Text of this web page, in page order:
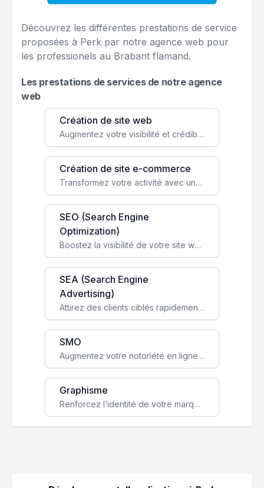
Découvrez les différentes prestations de service
proposées à Perk par notre agence web pour
les professionels au Brabant flamand.
Les prestations de services de notre agence
web
Création de site web
Augmentez votre visibilité et crédibilité en ligne avec un site web performant, conçu pour attirer plus de clients.
Création de site e-commerce
Transformez votre activité avec une boutique en ligne, accessible à l'échelle mondiale 24/7.
SEO (Search Engine
Optimization)
Boostez la visibilité de votre site web sur Google et attirez du trafic qualifié grâce à nos stratégies SEO.
SEA (Search Engine
Advertising)
Attirez des clients ciblés rapidement avec des campagnes publicitaires payantes optimisées pour vos objectifs.
SMO
Augmentez votre notoriété en ligne et stimulez la croissance de votre entreprise grâce à une stratégie sociale sur mesure.
Graphisme
Renforcez l’identité de votre marque avec un design unique qui capte l’attention et engage vos clients.